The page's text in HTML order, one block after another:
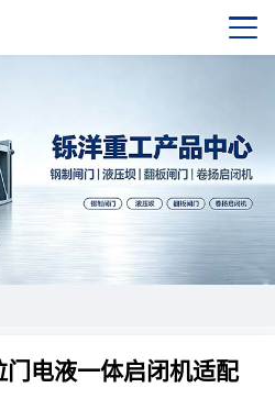
电液一体启闭机适配